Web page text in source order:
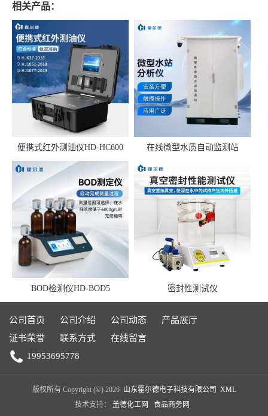
相关产品：
便携式红外测油仪HD-HC600 在线微型水质自动监测站
BOD检测仪HD-BOD5 密封性测试仪
公司首页 公司介绍 公司动态
产品展厅
证书荣誉
联系方式
在线留言
19953695778
版权所有 Copyright (©) 2026 山东霍尔德电子科技有限公司
XML
技术支持： 盖德化工网 食品商务网